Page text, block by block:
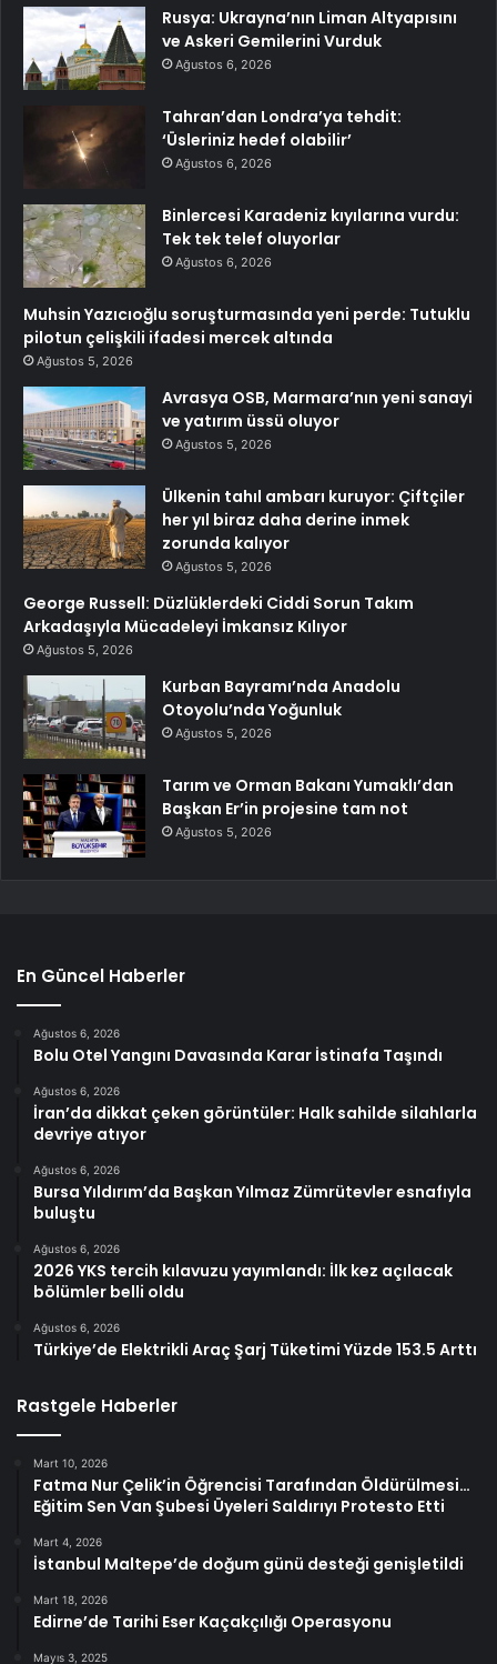
Rusya: Ukrayna’nın Liman Altyapısını
ve Askeri Gemilerini Vurduk
Ağustos 6, 2026
Tahran’dan Londra’ya tehdit:
‘Üsleriniz hedef olabilir’
Ağustos 6, 2026
Binlercesi Karadeniz kıyılarına vurdu:
Tek tek telef oluyorlar
Ağustos 6, 2026
Muhsin Yazıcıoğlu soruşturmasında yeni perde: Tutuklu
pilotun çelişkili ifadesi mercek altında
Ağustos 5, 2026
Avrasya OSB, Marmara’nın yeni sanayi
ve yatırım üssü oluyor
Ağustos 5, 2026
Ülkenin tahıl ambarı kuruyor: Çiftçiler
her yıl biraz daha derine inmek
zorunda kalıyor
Ağustos 5, 2026
George Russell: Düzlüklerdeki Ciddi Sorun Takım
Arkadaşıyla Mücadeleyi İmkansız Kılıyor
Ağustos 5, 2026
Kurban Bayramı’nda Anadolu
Otoyolu’nda Yoğunluk
Ağustos 5, 2026
Tarım ve Orman Bakanı Yumaklı’dan
Başkan Er’in projesine tam not
Ağustos 5, 2026
En Güncel Haberler
Ağustos 6, 2026
Bolu Otel Yangını Davasında Karar İstinafa Taşındı
Ağustos 6, 2026
İran’da dikkat çeken görüntüler: Halk sahilde silahlarla
devriye atıyor
Ağustos 6, 2026
Bursa Yıldırım’da Başkan Yılmaz Zümrütevler esnafıyla
buluştu
Ağustos 6, 2026
2026 YKS tercih kılavuzu yayımlandı: İlk kez açılacak
bölümler belli oldu
Ağustos 6, 2026
Türkiye’de Elektrikli Araç Şarj Tüketimi Yüzde 153.5 Arttı
Rastgele Haberler
Mart 10, 2026
Fatma Nur Çelik’in Öğrencisi Tarafından Öldürülmesi…
Eğitim Sen Van Şubesi Üyeleri Saldırıyı Protesto Etti
Mart 4, 2026
İstanbul Maltepe’de doğum günü desteği genişletildi
Mart 18, 2026
Edirne’de Tarihi Eser Kaçakçılığı Operasyonu
Mayıs 3, 2025